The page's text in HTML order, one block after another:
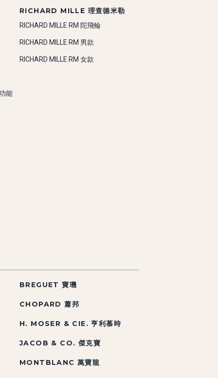
能
RICHARD MILLE 理查德米勒
RICHARD MILLE RM 陀飛輪
RICHARD MILLE RM 男款
RICHARD MILLE RM 女款
BREGUET 寶璣
CHOPARD 蕭邦
H. MOSER & CIE. 亨利慕時
JACOB & CO. 傑克寶
MONTBLANC 萬寶龍